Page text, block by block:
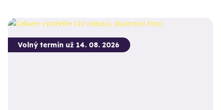
Volný termín už 14. 08. 2026